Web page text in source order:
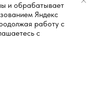
и обрабатывает
Яндекс
работу с
с